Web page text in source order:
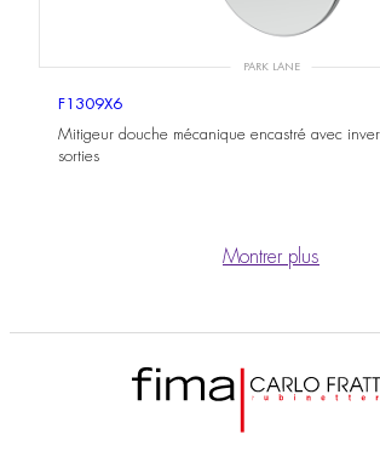
PARK LANE
F1309X6
Mitigeur douche mécanique encastré avec
sorties
Montrer plus